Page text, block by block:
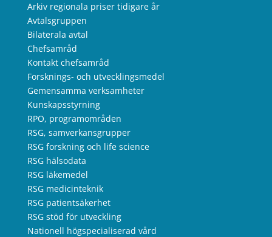
Arkiv regionala priser tidigare år
Avtalsgruppen
Bilaterala avtal
Chefsamråd
Kontakt chefsamråd
Forsknings- och utvecklingsmedel
Gemensamma verksamheter
Kunskapsstyrning
RPO, programområden
RSG, samverkansgrupper
RSG forskning och life science
RSG hälsodata
RSG läkemedel
RSG medicinteknik
RSG patientsäkerhet
RSG stöd för utveckling
Nationell högspecialiserad vård